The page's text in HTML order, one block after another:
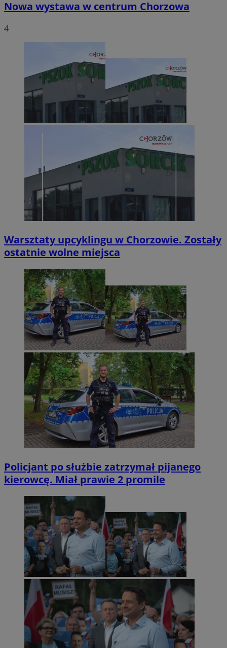
Nowa wystawa w centrum Chorzowa
4
Warsztaty upcyklingu w Chorzowie. Zostały
ostatnie wolne miejsca
Policjant po służbie zatrzymał pijanego
kierowcę. Miał prawie 2 promile